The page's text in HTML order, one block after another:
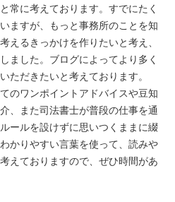
常に考えております。すでにたく
ますが、もっと事務所のことを知
えるきっかけを作りたいと考え、
ました。ブログによってより多く
ただきたいと考えております。
のワンポイントアドバイスや豆知
、また司法書士が普段の仕事を通
ールを設けずに思いつくままに綴
かりやすい言葉を使って、読みや
えておりますので、ぜひ時間があ